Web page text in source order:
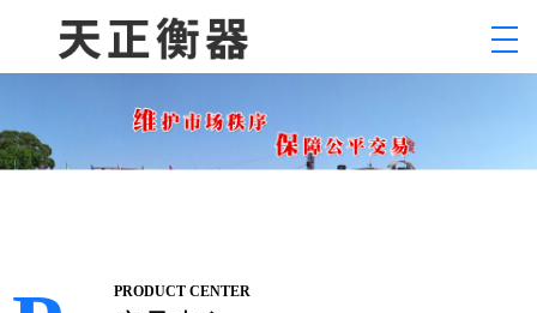
PRODUCT CENTER